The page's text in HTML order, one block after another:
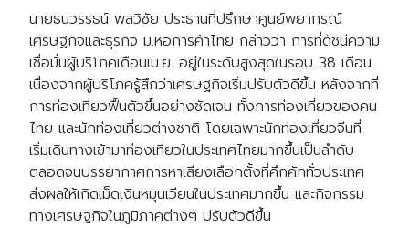
นายธนวรรธน์ พลวิชัย ประธานที่ปรึกษาศูนย์พยากรณ์
เศรษฐกิจและธุรกิจ ม.หอการค้าไทย กล่าวว่า การที่ดัชนีความ
เชื่อมั่นผู้บริโภคเดือนเม.ย. อยู่ในระดับสูงสุดในรอบ 38 เดือน
เนื่องจากผู้บริโภครู้สึกว่าเศรษฐกิจเริ่มปรับตัวดีขึ้น หลังจากที่
การท่องเที่ยวฟื้นตัวขึ้นอย่างชัดเจน ทั้งการท่องเที่ยวของคน
ไทย และนักท่องเที่ยวต่างชาติ โดยเฉพาะนักท่องเที่ยวจีนที่
เริ่มเดินทางเข้ามาท่องเที่ยวในประเทศไทยมากขึ้นเป็นลำดับ
ตลอดจนบรรยากาศการหาเสียงเลือกตั้งที่คึกคักทั่วประเทศ
ส่งผลให้เกิดเม็ดเงินหมุนเวียนในประเทศมากขึ้น และกิจกรรม
ทางเศรษฐกิจในภูมิภาคต่างๆ ปรับตัวดีขึ้น